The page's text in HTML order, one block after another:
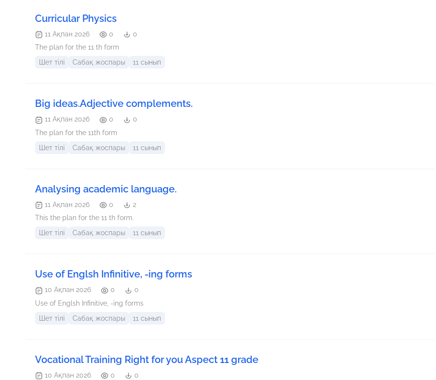
Curricular Physics
11 Ақпан 2026 0
0
The plan for the 11 th form
Шет тілі
Сабақ жоспары 11 сынып
Big ideas.Adjective complements.
11 Ақпан 2026 0
0
The plan for the 11th form
Шет тілі
Сабақ жоспары 11 сынып
Analysing academic language.
11 Ақпан 2026 0
2
This the plan for the 11 th form.
Шет тілі
Сабақ жоспары 11 сынып
Use of Englsh Infinitive, -ing forms
10 Ақпан 2026 0
0
Use of Englsh Infinitive, -ing forms
Шет тілі
Сабақ жоспары 11 сынып
Vocational Training Right for you Aspect 11 grade
10 Ақпан 2026 0
0